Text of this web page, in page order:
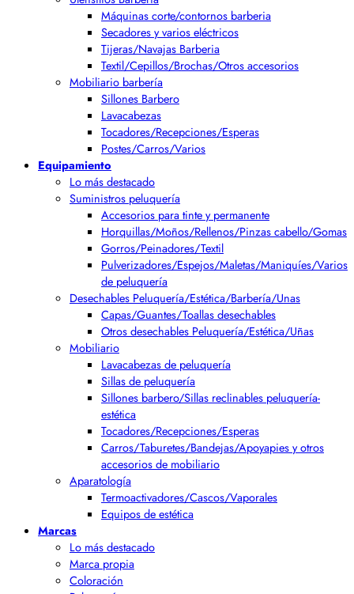
Máquinas corte/contornos barberia
Secadores y varios eléctricos
Tijeras/Navajas Barberia
Textil/Cepillos/Brochas/Otros accesorios
Mobiliario barbería
Sillones Barbero
Lavacabezas
Tocadores/Recepciones/Esperas
Postes/Carros/Varios
Equipamiento
Lo más destacado
Suministros peluquería
Accesorios para tinte y permanente
Horquillas/Moños/Rellenos/Pinzas cabello/Gomas
Gorros/Peinadores/Textil
Pulverizadores/Espejos/Maletas/Maniquíes/Varios
de peluquería
Desechables Peluquería/Estética/Barbería/Unas
Capas/Guantes/Toallas desechables
Otros desechables Peluquería/Estética/Uñas
Mobiliario
Lavacabezas de peluquería
Sillas de peluquería
Sillones barbero/Sillas reclinables peluquería-
estética
Tocadores/Recepciones/Esperas
Carros/Taburetes/Bandejas/Apoyapies y otros
accesorios de mobiliario
Aparatología
Termoactivadores/Cascos/Vaporales
Equipos de estética
Marcas
Lo más destacado
Marca propia
Coloración